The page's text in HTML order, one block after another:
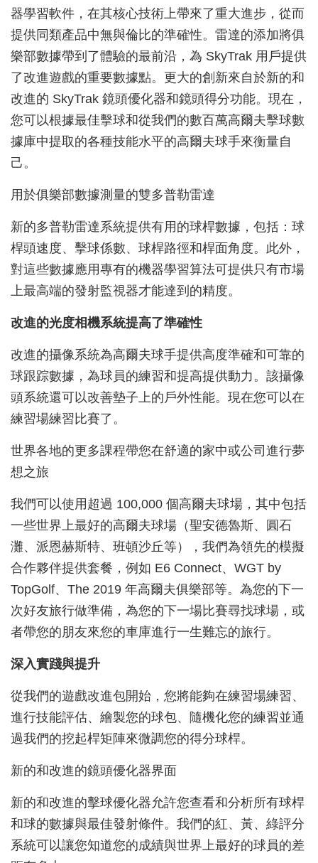
器學習軟件，在其核心技術上帶來了重大進步，從而
提供同類產品中無與倫比的準確性。雷達的添加將俱
樂部數據帶到了體驗的最前沿，為 SkyTrak 用戶提供
了改進遊戲的重要數據點。更大的創新來自於新的和
改進的 SkyTrak 鏡頭優化器和鏡頭得分功能。現在，
您可以根據最佳擊球和從我們的數百萬高爾夫擊球數
據庫中提取的各種技能水平的高爾夫球手來衡量自
己。
用於俱樂部數據測量的雙多普勒雷達
新的多普勒雷達系統提供有用的球桿數據，包括：球
桿頭速度、擊球係數、球桿路徑和桿面角度。此外，
對這些數據應用專有的機器學習算法可提供只有市場
上最高端的發射監視器才能達到的精度。
改進的光度相機系統提高了準確性
改進的攝像系統為高爾夫球手提供高度準確和可靠的
球跟踪數據，為球員的練習和提高提供動力。該攝像
頭系統還可以改善墊子上的戶外性能。現在您可以在
練習場練習比賽了。
世界各地的更多課程帶您在舒適的家中或公司進行夢
想之旅
我們可以使用超過 100,000 個高爾夫球場，其中包括
一些世界上最好的高爾夫球場（聖安德魯斯、圓石
灘、派恩赫斯特、班頓沙丘等），我們為領先的模擬
合作夥伴提供套餐，例如 E6 Connect、WGT by
TopGolf、The 2019 年高爾夫俱樂部等。為您的下一
次好友旅行做準備，為您的下一場比賽尋找球場，或
者帶您的朋友來您的車庫進行一生難忘的旅行。
深入實踐與提升
從我們的遊戲改進包開始，您將能夠在練習場練習、
進行技能評估、繪製您的球包、隨機化您的練習並通
過我們的挖起桿矩陣來微調您的得分球桿。
新的和改進的鏡頭優化器界面
新的和改進的擊球優化器允許您查看和分析所有球桿
和球的數據與最佳發射條件。我們的紅、黃、綠評分
系統可以讓您知道您的成績與世界上最好的球員的差